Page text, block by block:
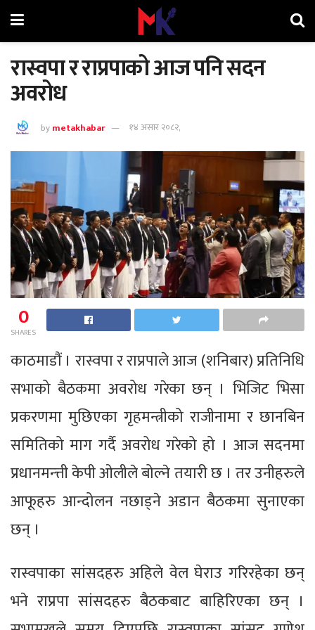
रास्वपा र राप्रपाको आज पनि सदन
अवरोध
bymetakhabar १४ असार २०८२,
0
SHARES
काठमाडौं । रास्वपा र राप्रपाले आज (शनिबार) प्रतिनिधि
सभाको बैठकमा अवरोध गरेका छन् । भिजिट भिसा
प्रकरणमा मुछिएका गृहमन्त्रीको राजीनामा र छानबिन
समितिको माग गर्दै अवरोध गरेको हो । आज सदनमा
प्रधानमन्त्ती केपी ओलीले बोल्ने तयारी छ । तर उनीहरुले
आफूहरु आन्दोलन नछाड्ने अडान बैठकमा सुनाएका
छन् ।
रास्वपाका सांसदहरु अहिले वेल घेराउ गरिरहेका छन्
भने राप्रपा सांसदहरु बैठकबाट बाहिरिएका छन् ।